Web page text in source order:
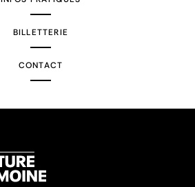
BILLETTERIE
CONTACT